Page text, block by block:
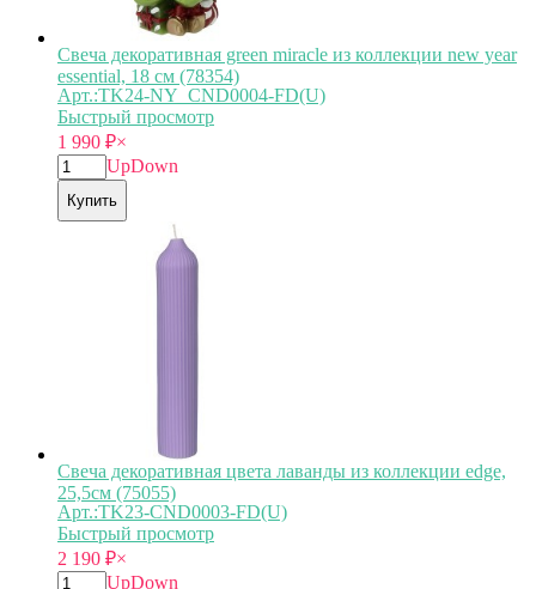
Свеча декоративная green miracle из коллекции new year
essential, 18 см (78354)
Арт.:TK24-NY_CND0004-FD(U)
Быстрый просмотр
1 990 ₽×
UpDown
Купить
Свеча декоративная цвета лаванды из коллекции edge,
25,5см (75055)
Арт.:TK23-CND0003-FD(U)
Быстрый просмотр
2 190 ₽×
UpDown